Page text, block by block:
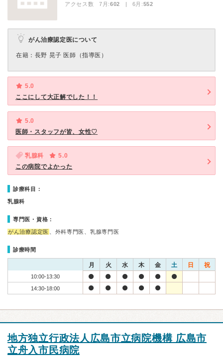
アクセス数 7月:602 | 6月:552
がん治療認定医について
在籍：⻑野 晃⼦ 医師（指導医）
5.0
ここにして大正解でした！！
5.0
医師・スタッフが皆、女性♡
乳腺科
5.0
この病院でよかった
診療科目：
乳腺科
専門医・資格：
がん治療認定医 、外科専門医、乳腺専門医
診療時間
月 火 水 木 金 土 日 祝
10:00-13:30
14:30-18:00
地方独立行政法人広島市立病院機構 広島市
立舟入市民病院